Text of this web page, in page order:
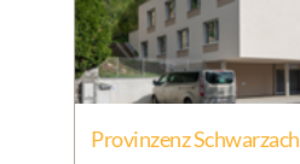
Provinzenz Schwarzach